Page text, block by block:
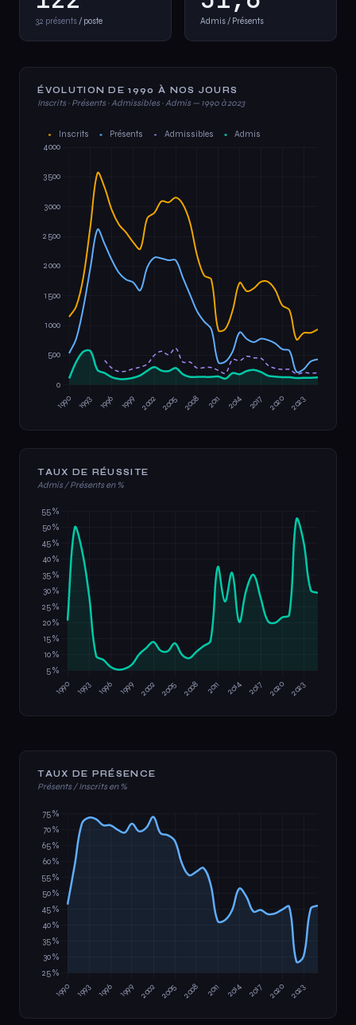
3,2 présents/ poste Admis / Présents
ÉVOLUTION DE 1990 À NOS JOURS
Inscrits · Présents · Admissibles · Admis — 1990 à 2023
TAUX DE RÉUSSITE
Admis / Présents en %
TAUX DE PRÉSENCE
Présents / Inscrits en %